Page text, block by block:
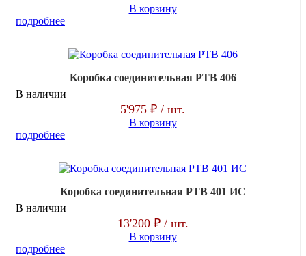
В корзину
подробнее
Коробка соединительная РТВ 406
В наличии
5'975 ₽ / шт.
В корзину
подробнее
Коробка соединительная РТВ 401 ИС
В наличии
13'200 ₽ / шт.
В корзину
подробнее